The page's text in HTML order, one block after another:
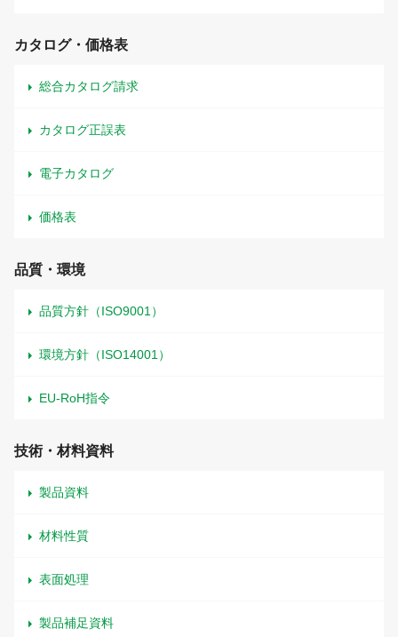
カタログ・価格表
総合カタログ請求
カタログ正誤表
電子カタログ
価格表
品質・環境
品質方針（ISO9001）
環境方針（ISO14001）
EU-RoH指令
技術・材料資料
製品資料
材料性質
表面処理
製品補足資料